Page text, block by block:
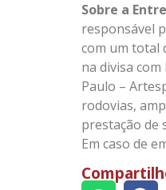
Sobre a
responsável
com um total
na divisa
Paulo –
rodovias,
prestação de
Em caso de